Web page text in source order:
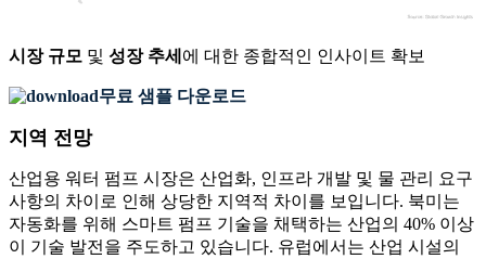
시장 규모 및 성장 추세 에 대한 종합적인 인사이트 확보
무료 샘플 다운로드
지역 전망
산업용 워터 펌프 시장은 산업화, 인프라 개발 및 물 관리 요구
사항의 차이로 인해 상당한 지역적 차이를 보입니다. 북미는
자동화를 위해 스마트 펌프 기술을 채택하는 산업의 40% 이상
이 기술 발전을 주도하고 있습니다. 유럽에서는 산업 시설의